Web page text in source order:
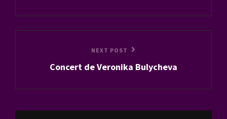
NEXT POST
Concert de Veronika Bulycheva